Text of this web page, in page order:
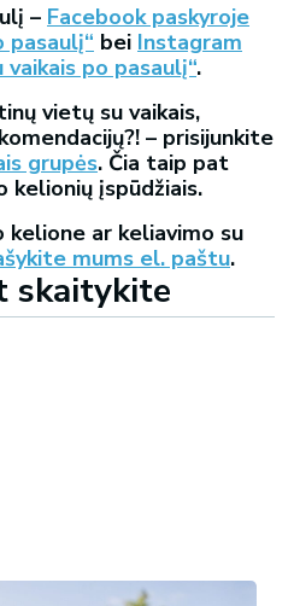
– Facebook paskyroje
pasaulį“ bei Instagram
po pasaulį“.
vietų su vaikais,
– prisijunkite
grupės. Čia taip pat
kelionių įspūdžiais.
ar keliavimo su
mums el. paštu.
skaitykite